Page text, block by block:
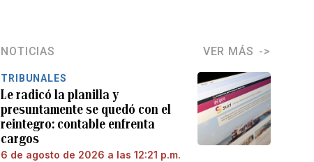
NOTICIAS VER MÁS
TRIBUNALES
Le radicó la planilla y
presuntamente se quedó con el
reintegro: contable enfrenta
cargos
6 de agosto de 2026 a las 12:21 p.m.